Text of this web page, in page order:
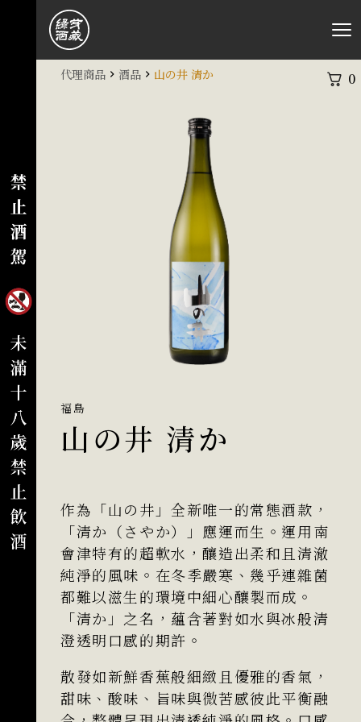
0
代理商品 酒品 山の井 清か
福島
山の井 清か
作為「山の井」全新唯一的常態酒款，
「清か（さやか）」應運而生。運用南
會津特有的超軟水，釀造出柔和且清澈
純淨的風味。在冬季嚴寒、幾乎連雜菌
都難以滋生的環境中細心釀製而成。
「清か」之名，蘊含著對如水與冰般清
澄透明口感的期許。
散發如新鮮香蕉般細緻且優雅的香氣，
甜味、酸味、旨味與微苦感彼此平衡融